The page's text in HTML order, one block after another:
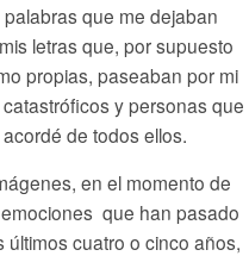
que me dejaban
letras que, por supuesto
propias, paseaban por mi
y personas que
de todos ellos.
en el momento de
que han pasado
cuatro o cinco años,